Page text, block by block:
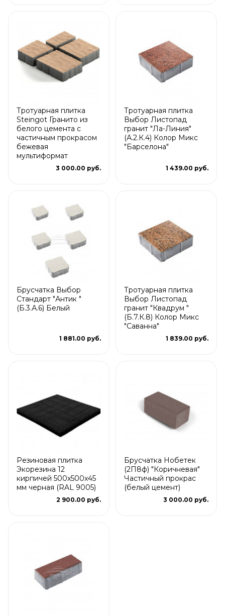
Тротуарная плитка
Steingot Гранито из
белого цемента с
частичным прокрасом
бежевая
мультиформат
3 000.00 руб.
Тротуарная плитка
Выбор Листопад
гранит "Ла-Линия"
(А.2.К.4) Колор Микс
"Барселона"
1 439.00 руб.
Брусчатка Выбор
Стандарт "Антик "
(Б.3.А.6) Белый
1 881.00 руб.
Тротуарная плитка
Выбор Листопад
гранит "Квадрум "
(Б.7.К.8) Колор Микс
"Саванна"
1 839.00 руб.
Резиновая плитка
Экорезина 12
кирпичей 500x500x45
мм черная (RAL 9005)
2 900.00 руб.
Брусчатка Нобетек
(2П8ф) "Коричневая"
Частичный прокрас
(белый цемент)
3 000.00 руб.